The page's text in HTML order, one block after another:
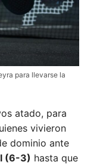
para llevarse la
atado, para
vivieron
dominio ante
(6-3) hasta que